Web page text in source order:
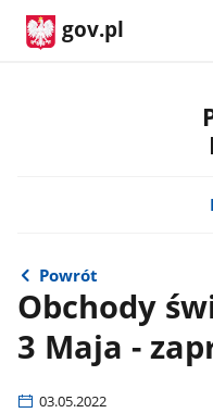
gov.pl
Powrót
Obchody
3 Maja -
03.05.2022